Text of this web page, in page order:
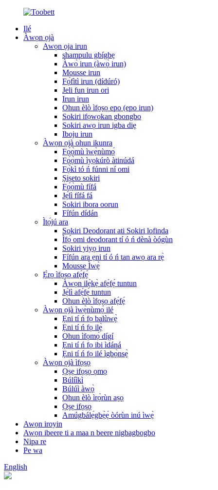
Ilé
Àwọn ọjà
Awọn ọja irun
shampulu gbígbẹ
Àwọ̀ irun (àwọ̀ irun)
Mousse irun
Fọ́fìtì irun (dídúró)
Jeli fun irun ori
Irun irun
Ohun èlò ìfọṣọ epo (epo irun)
Sokiri ifọwọkan gbongbo
Sokiri awọ irun igba diẹ
Iboju irun
Àwọn ọjà ohun ikunra
Fọ́ọ̀mù ìwẹ̀nùmọ́
Fọ́ọ̀mù ìyọkúrò àtinúdá
Fọ́kì tó ń fúnni ní omi
Ṣiṣeto sokiri
Fọ́ọ̀mù fífá
Jẹ́lì fífá fá
Sokiri ibora oorun
Fífún dídán
Ìtọ́jú ara
Sokiri Deodorant ati Sokiri lofinda
Ìfọ́ omi deodorant tí ó ń dènà òógùn
Sokiri yiyọ irun
Fífún ara ẹni tí ó ń tan awọ ara rẹ̀
Mousse Ìwẹ̀
Ẹ̀rọ ìfọṣọ afẹ́fẹ́
Àwọn ilẹ̀kẹ̀ afẹ́fẹ́ tuntun
Jẹ́lì afẹ́fẹ́ tuntun
Ohun èlò ìfọṣọ afẹ́fẹ́
Àwọn ọjà ìwẹ̀nùmọ́ ilé
Ẹni tí ń fọ balùwẹ̀
Ẹni tí ń fọ ilẹ̀
Ohun ìfọmọ́ dígí
Ẹni tí ń fọ ibi ìdáná
Ẹni tí ń fọ ilé ìgbọ̀nsẹ̀
Àwọn ọjà ìfọṣọ
Ọṣẹ ifọṣọ ọmọ
Búlíìkì
Búlúì àwọ̀
Ohun èlò ìrọ̀rùn aṣọ
Ọṣẹ ifọṣọ
Amúgbálẹ́gbẹ̀ẹ́ òórùn inú ìwẹ̀
Awọn iroyin
Awọn ibeere ti a maa n beere nigbagbogbo
Nipa re
Pe wa
English